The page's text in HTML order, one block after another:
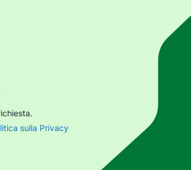
sulla Privacy